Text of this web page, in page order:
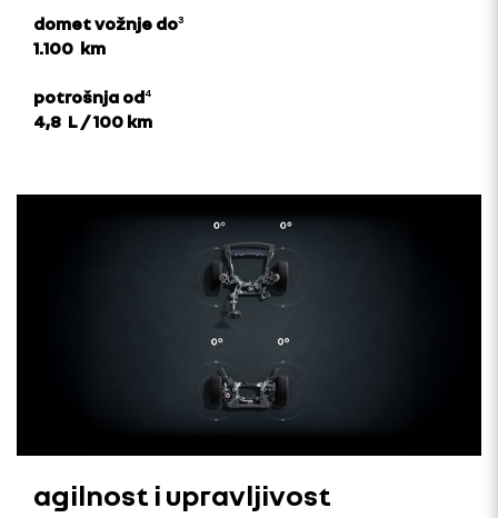
domet vožnje do³
1.100 km
potrošnja od⁴
4,8 L / 100 km
agilnost i upravljivost